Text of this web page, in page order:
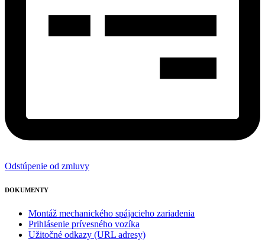
Odstúpenie od zmluvy
DOKUMENTY
Montáž mechanického spájacieho zariadenia
Prihlásenie prívesného vozíka
Užitočné odkazy (URL adresy)